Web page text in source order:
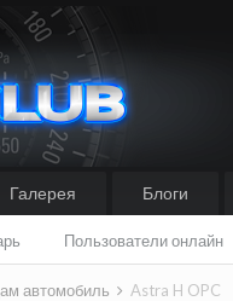
Пользователи онлайн
Галерея Блоги
автомобиль Astra H OPC